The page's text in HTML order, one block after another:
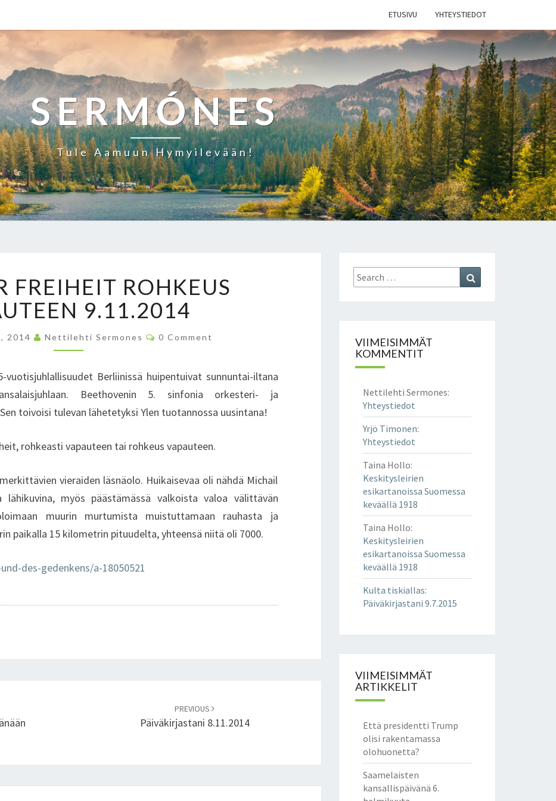
ETUSIVU YHTEYSTIEDOT
SERMÓNES
Tule Aamuun Hymyilevään!
U
T
Z
R
H
I
R
O
H
K
E
S
T
1
FREIHEIT ROHKEUS
9.11.2014
2014 Nettilehti Sermones
C
O
E
N
0 Comment
vuotisjuhlallisuudet Berliinissä huipentuivat sunnuntai-iltana
Beethovenin 5. sinfonia orkesteri- ja
toivoisi tulevan lähetetyksi Ylen tuotannossa uusintana!
rohkeasti vapauteen tai rohkeus vapauteen.
vieraiden läsnäolo. Huikaisevaa oli nähdä Michail
lähikuvina, myös päästämässä valkoista valoa välittävän
muurin murtumista muistuttamaan rauhasta ja
paikalla 15 kilometrin pituudelta, yhteensä niitä oli 7000.
des-gedenkens/a-18050521
PREVIOUS
Päiväkirjastani 8.11.2014
Search
for:
VIIMEISIMMÄT
KOMMENTIT
Nettilehti Sermones:
Yhteystiedot
Yrjö Timonen:
Yhteystiedot
Taina Hollo:
Keskitysleirien
esikartanoissa Suomessa
keväällä 1918
Taina Hollo:
Keskitysleirien
esikartanoissa Suomessa
keväällä 1918
Kulta tiskiallas:
Päiväkirjastani 9.7.2015
VIIMEISIMMÄT
ARTIKKELIT
Että presidentti Trump
olisi rakentamassa
olohuonetta?
Saamelaisten
kansallispäivänä 6.